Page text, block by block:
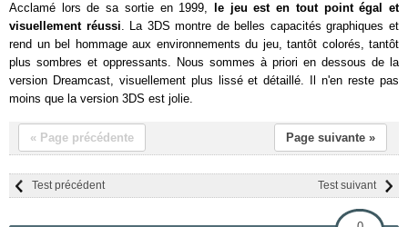
Acclamé lors de sa sortie en 1999,
le jeu est en tout point égal et
visuellement réussi. La 3DS montre de belles capacités graphiques et
rend un bel hommage aux environnements du jeu, tantôt colorés, tantôt
plus sombres et oppressants. Nous sommes à priori en dessous de la
version Dreamcast, visuellement plus lissé et détaillé. Il n'en reste pas
moins que la version 3DS est jolie.
« Page précédente Page suivante »
Test suivant
Test précédent